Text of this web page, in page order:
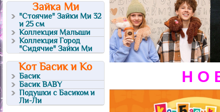
Зайка Ми
"Стоячие" Зайки Ми 32
и 25 см
Коллекция Малыши
Коллекция Город
"Сидячие" Зайки Ми
Кот Басик и Ко
Басик
Басик BABY
Подушки с Басиком и
Ли-Ли
Н О